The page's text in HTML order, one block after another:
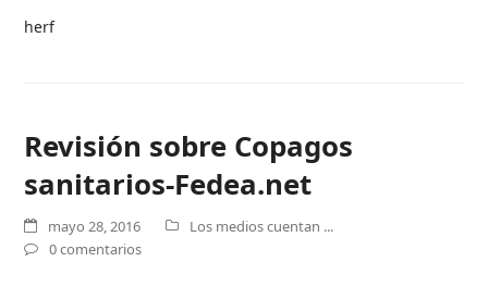
herf
Revisión sobre Copagos
sanitarios-Fedea.net
mayo 28, 2016
Los medios cuentan ...
0 comentarios